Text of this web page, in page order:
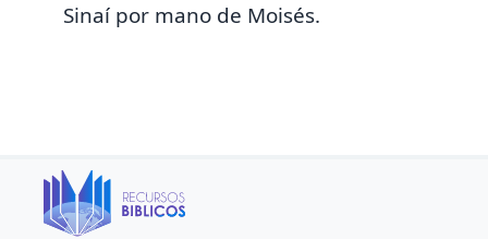
Sinaí por mano de Moisés.